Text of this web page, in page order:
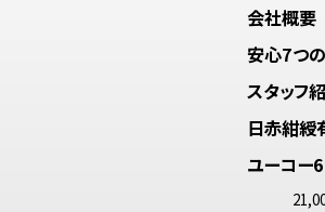
会社概要
安心7つ
スタッフ
日赤紺綬
ユーコー